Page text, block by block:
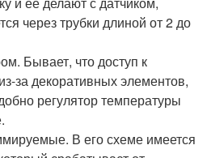
через трубки длиной от 2 до
Бывает, что доступ к
за декоративных элементов,
регулятор температуры
В его схеме имеется